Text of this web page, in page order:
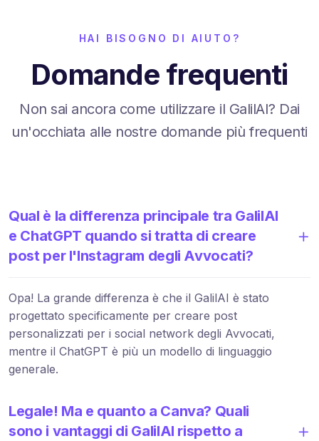
HAI BISOGNO DI AIUTO?
Domande frequenti
Non sai ancora come utilizzare il GalilAI? Dai
un'occhiata alle nostre domande più frequenti
Qual è la differenza principale tra GalilAI
e ChatGPT quando si tratta di creare
post per l'Instagram degli Avvocati?
Opa! La grande differenza è che il GalilAI è stato
progettato specificamente per creare post
personalizzati per i social network degli Avvocati,
mentre il ChatGPT è più un modello di linguaggio
generale.
Legale! Ma e quanto a Canva? Quali
sono i vantaggi di GalilAI rispetto a